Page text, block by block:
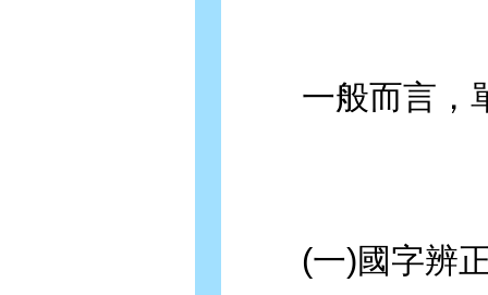
一般而言，單
(一)國字辨